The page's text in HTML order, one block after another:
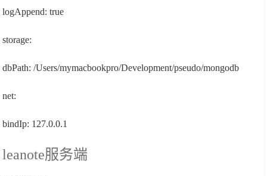
logAppend: true
storage:
dbPath: /Users/mymacbookpro/Development/pseudo/mongodb
net:
bindIp: 127.0.0.1
leanote服务端